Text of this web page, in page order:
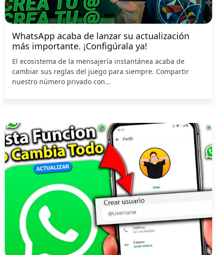
WhatsApp acaba de lanzar su actualización
más importante. ¡Configúrala ya!
El ecosistema de la mensajería instantánea acaba de
cambiar sus reglas del juego para siempre. Compartir
nuestro número privado con...